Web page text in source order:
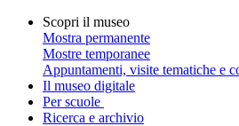
Scopri il museo
Mostra permanente
Mostre temporanee
Appuntamenti, visite tematiche e
Il museo digitale
Per scuole
Ricerca e archivio